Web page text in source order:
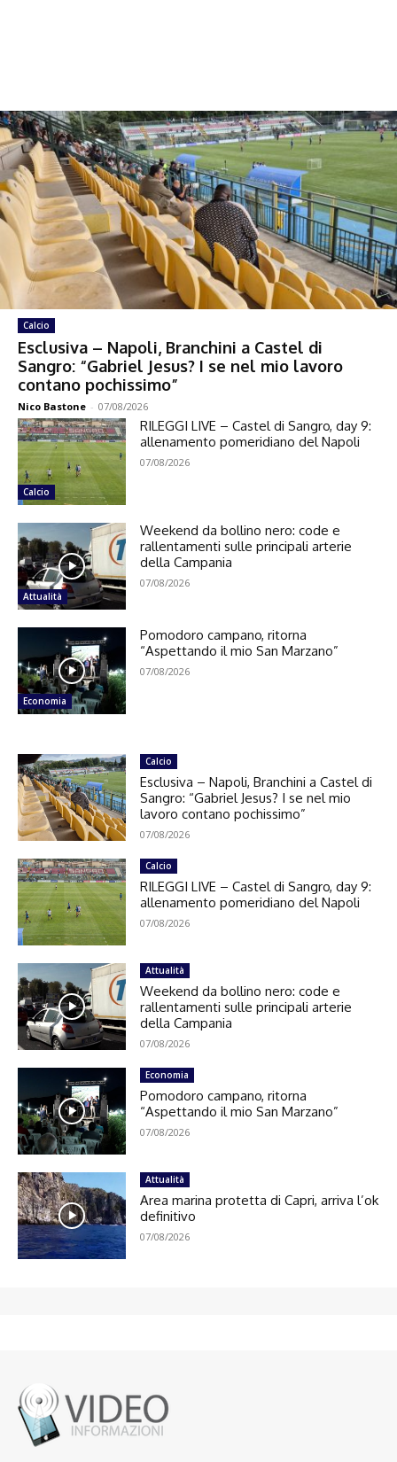
Calcio
Esclusiva – Napoli, Branchini a Castel di
Sangro: “Gabriel Jesus? I se nel mio lavoro
contano pochissimo”
Nico Bastone - 07/08/2026
Calcio
RILEGGI LIVE – Castel di Sangro, day 9:
allenamento pomeridiano del Napoli
07/08/2026
Attualità
Weekend da bollino nero: code e
rallentamenti sulle principali arterie
della Campania
07/08/2026
Economia
Pomodoro campano, ritorna
“Aspettando il mio San Marzano”
07/08/2026
Calcio
Esclusiva – Napoli, Branchini a Castel di
Sangro: “Gabriel Jesus? I se nel mio
lavoro contano pochissimo”
07/08/2026
Calcio
RILEGGI LIVE – Castel di Sangro, day 9:
allenamento pomeridiano del Napoli
07/08/2026
Attualità
Weekend da bollino nero: code e
rallentamenti sulle principali arterie
della Campania
07/08/2026
Economia
Pomodoro campano, ritorna
“Aspettando il mio San Marzano”
07/08/2026
Attualità
Area marina protetta di Capri, arriva l’ok
definitivo
07/08/2026